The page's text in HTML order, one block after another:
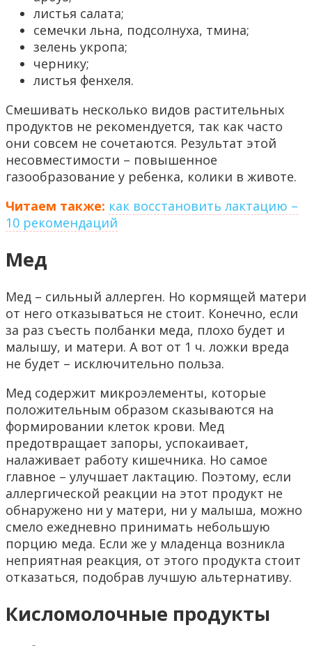
листья салата;
семечки льна, подсолнуха, тмина;
зелень укропа;
чернику;
листья фенхеля.
Смешивать несколько видов растительных
продуктов не рекомендуется, так как часто
они совсем не сочетаются. Результат этой
несовместимости – повышенное
газообразование у ребенка, колики в животе.
Читаем также: как восстановить лактацию –
10 рекомендаций
Мед
Мед – сильный аллерген. Но кормящей матери
от него отказываться не стоит. Конечно, если
за раз съесть полбанки меда, плохо будет и
малышу, и матери. А вот от 1 ч. ложки вреда
не будет – исключительно польза.
Мед содержит микроэлементы, которые
положительным образом сказываются на
формировании клеток крови. Мед
предотвращает запоры, успокаивает,
налаживает работу кишечника. Но самое
главное – улучшает лактацию. Поэтому, если
аллергической реакции на этот продукт не
обнаружено ни у матери, ни у малыша, можно
смело ежедневно принимать небольшую
порцию меда. Если же у младенца возникла
неприятная реакция, от этого продукта стоит
отказаться, подобрав лучшую альтернативу.
Кисломолочные продукты